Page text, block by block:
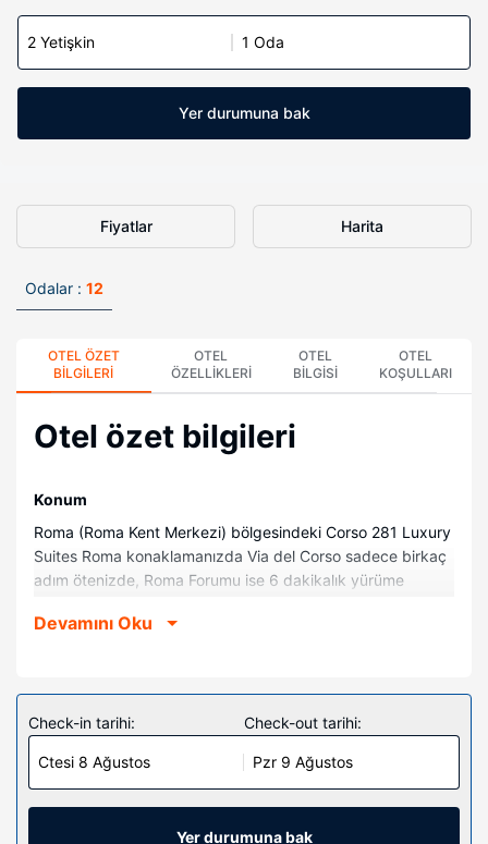
2 Yetişkin 1 Oda
Yer durumuna bak
Fiyatlar Harita
Odalar : 12
OTEL ÖZET
BILGILERI
OTEL
ÖZELLIKLERI
OTEL
BILGISI
OTEL
KOŞULLARI
Otel özet bilgileri
Konum
Roma (Roma Kent Merkezi) bölgesindeki Corso 281 Luxury
Suites Roma konaklamanızda Via del Corso sadece birkaç
adım ötenizde, Roma Forumu ise 6 dakikalık yürüme
(0,6 km) ve Pantheon ile 0,4 mi (0,6 km) mesafede.
Misafirler minibar ve LCD televizyon bulunan 12 ayrı ayrı
dekore edilmiş odada evlerinin konforunu yaşayabilir.
Memory foam (visko elastik) yatağınızda kuştüyü yorgan
ve kaliteli yatak takımı bulunur. Odada ücretsiz kablosuz
internet vardır. Banyolarda duş kabini, geniş duş başlıkları
ve lüks banyo/kozmetik ürünleri bulunur.
Devamını Oku
Check-in tarihi:
Ctesi 8 Ağustos
Check-out tarihi:
Pzr 9 Ağustos
Yer durumuna bak